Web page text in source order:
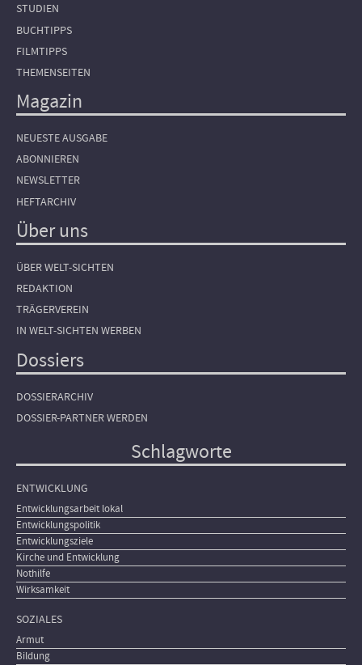
STUDIEN
BUCHTIPPS
FILMTIPPS
THEMENSEITEN
Magazin
NEUESTE AUSGABE
ABONNIEREN
NEWSLETTER
HEFTARCHIV
Über uns
ÜBER WELT-SICHTEN
REDAKTION
TRÄGERVEREIN
IN WELT-SICHTEN WERBEN
Dossiers
DOSSIERARCHIV
DOSSIER-PARTNER WERDEN
Schlagworte
ENTWICKLUNG
Entwicklungsarbeit lokal
Entwicklungspolitik
Entwicklungsziele
Kirche und Entwicklung
Nothilfe
Wirksamkeit
SOZIALES
Armut
Bildung